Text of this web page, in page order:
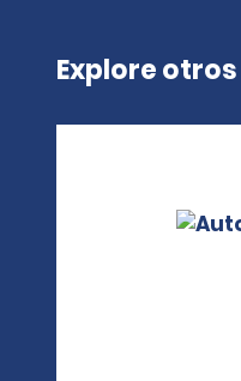
Explore